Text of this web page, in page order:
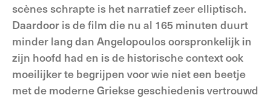
scènes schrapte is het narratief zeer elliptisch.
Daardoor is de film die nu al 165 minuten duurt
minder lang dan Angelopoulos oorspronkelijk in
zijn hoofd had en is de historische context ook
moeilijker te begrijpen voor wie niet een beetje
met de moderne Griekse geschiedenis vertrouwd